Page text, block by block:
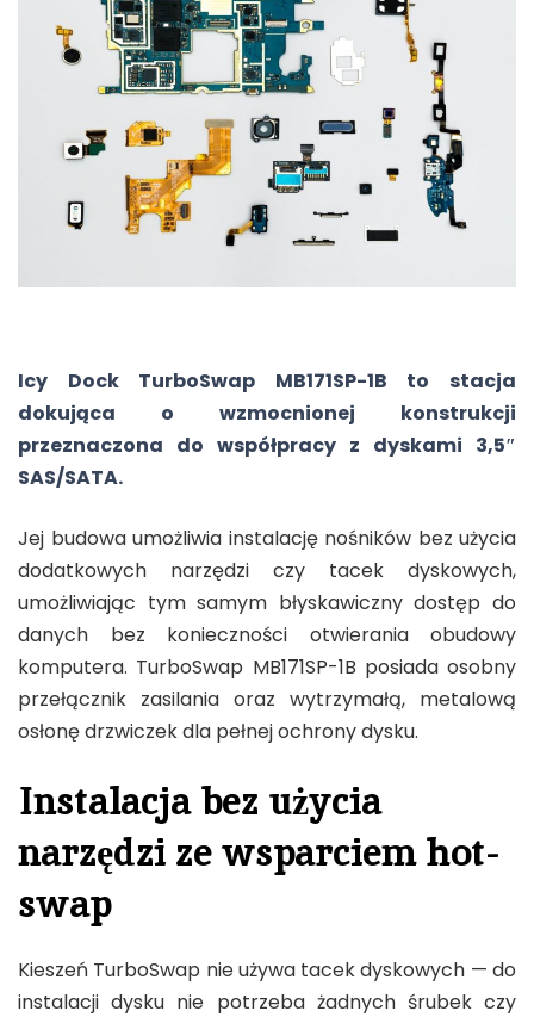
Icy Dock TurboSwap MB171SP-1B to stacja
dokująca o wzmocnionej konstrukcji
przeznaczona do współpracy z dyskami 3,5″
SAS/SATA.
Jej budowa umożliwia instalację nośników bez użycia
dodatkowych narzędzi czy tacek dyskowych,
umożliwiając tym samym błyskawiczny dostęp do
danych bez konieczności otwierania obudowy
komputera. TurboSwap MB171SP-1B posiada osobny
przełącznik zasilania oraz wytrzymałą, metalową
osłonę drzwiczek dla pełnej ochrony dysku.
Instalacja bez użycia
narzędzi ze wsparciem hot-
swap
Kieszeń TurboSwap nie używa tacek dyskowych — do
instalacji dysku nie potrzeba żadnych śrubek czy